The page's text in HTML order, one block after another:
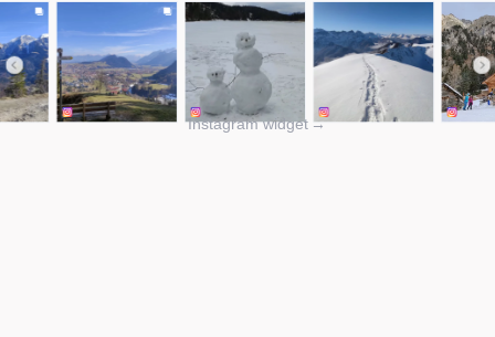
Instagram widget →